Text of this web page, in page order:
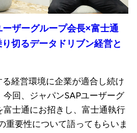
ーザーグループ会長×富士通
切るデータドリブン経営と
経営環境に企業が適合し続け
今回、ジャパンSAPユーザーグ
富士通にお招きし、富士通執行
重要性について語ってもらいま